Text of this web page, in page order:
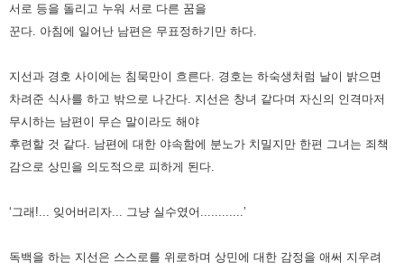
서로 등을 돌리고 누워 서로 다른 꿈을
꾼다. 아침에 일어난 남편은 무표정하기만 하다.
지선과 경호 사이에는 침묵만이 흐른다. 경호는 하숙생처럼 날이 밝으면
차려준 식사를 하고 밖으로 나간다. 지선은 창녀 같다며 자신의 인격마저
무시하는 남편이 무슨 말이라도 해야
후련할 것 같다. 남편에 대한 야속함에 분노가 치밀지만 한편 그녀는 죄책
감으로 상민을 의도적으로 피하게 된다.
‘그래!... 잊어버리자... 그냥 실수였어............’
독백을 하는 지선은 스스로를 위로하며 상민에 대한 감정을 애써 지우려